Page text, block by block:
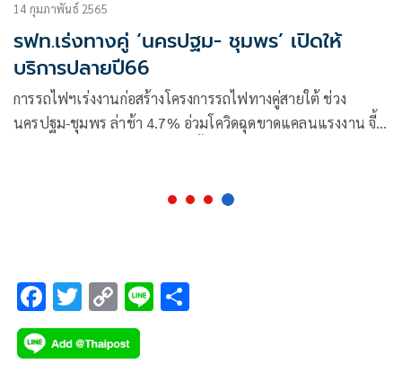
14 กุมภาพันธ์ 2565
รฟท.เร่งทางคู่ ‘นครปฐม- ชุมพร’ เปิดให้
บริการปลายปี66
การรถไฟฯเร่งงานก่อสร้างโครงการรถไฟทางคู่สายใต้ ช่วง
นครปฐม-ชุมพร ล่าช้า 4.7% อ่วมโควิดฉุดขาดแคลนแรงงาน จี้
F
ac
e
T
wi
tt
C
o
p
Li